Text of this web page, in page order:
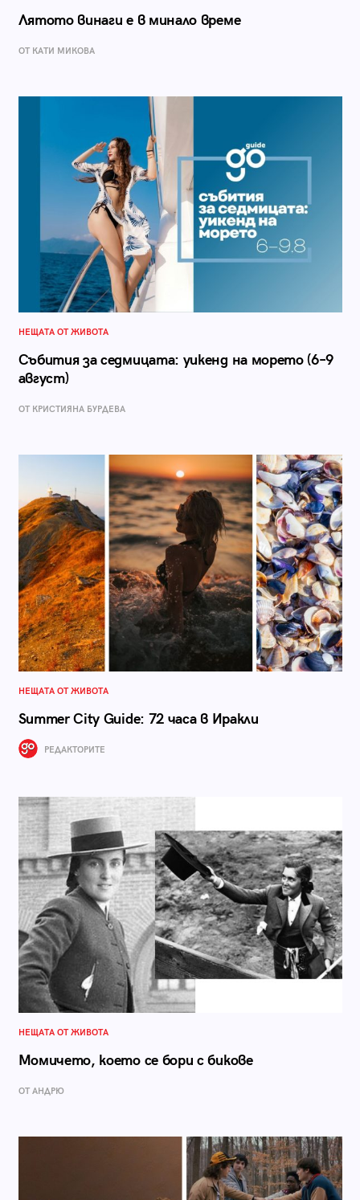
Лятото винаги е в минало време
ОТ КАТИ МИКОВА
НЕЩАТА ОТ ЖИВОТА
Събития за седмицата: уикенд на морето (6–9
август)
ОТ КРИСТИЯНА БУРДЕВА
НЕЩАТА ОТ ЖИВОТА
Summer City Guide: 72 часа в Иракли
РЕДАКТОРИТЕ
НЕЩАТА ОТ ЖИВОТА
Момичето, което се бори с бикове
ОТ АНДРЮ